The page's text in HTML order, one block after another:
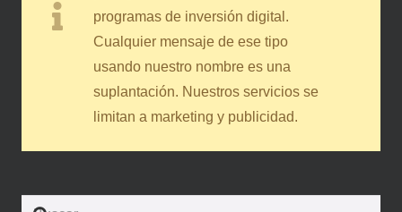
programas de inversión digital.
Cualquier mensaje de ese tipo
usando nuestro nombre es una
suplantación. Nuestros servicios se
limitan a marketing y publicidad.